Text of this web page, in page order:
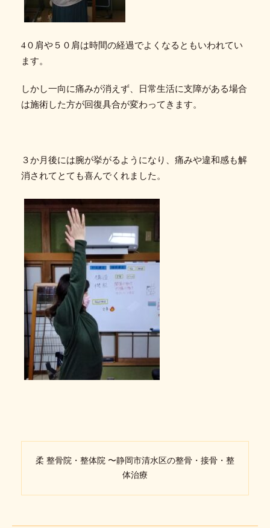
4０肩や５０肩は時間の経過でよくなるともいわれてい
ます。
しかし一向に痛みが消えず、日常生活に支障がある場合
は施術した方が回復具合が変わってきます。
３か月後には腕が挙がるようになり、痛みや違和感も解
消されてとても喜んでくれました。
柔 整骨院・整体院 〜静岡市清水区の整骨・接骨・整
体治療